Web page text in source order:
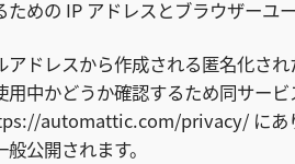
ための IP アドレスとブラウザーユ
アドレスから作成される匿名化さ
用中かどうか確認するため同サー
automattic.com/privacy/ にあ
般公開されます。